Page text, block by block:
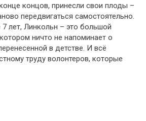
концов, принесли свои плоды –
передвигаться самостоятельно.
7 лет, Линкольн – это большой
ничто не напоминает о
в детстве. И всё
труду волонтеров, которые